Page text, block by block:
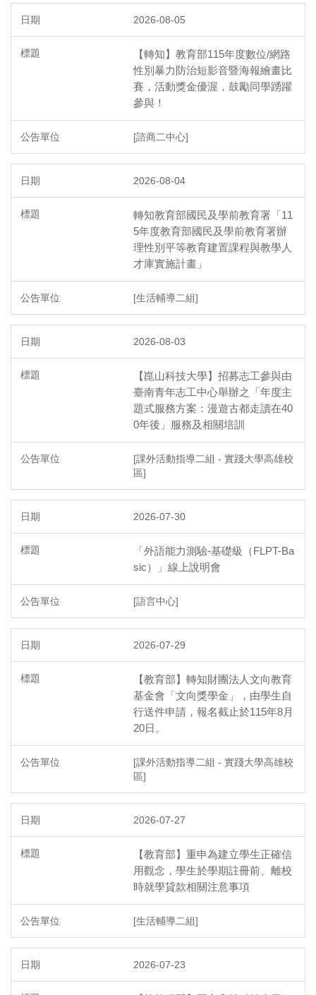
2026-08-05
【轉知】教育部115年度數位/網路
性別暴力防治短影音暨海報繪畫比
賽，活動獎金優渥，鼓勵同學踴躍
參與！
[諮商二中心]
2026-08-04
轉知教育部國民及學前教育署「11
5年度教育部國民及學前教育署辦
理性別平等教育建置課程與教學人
才庫實施計畫」
[生活輔導二組]
2026-08-03
【崑山科技大學】招募志工參與由
臺南青年志工中心舉辦之「年度主
題式服務方案：漫遊古都走讀在40
0年後」服務及相關培訓
[課外活動指導二組 - 實踐大學高雄校
區]
2026-07-30
「外語能力測驗-基礎級（FLPT-Ba
sic）」線上說明會
[語言中心]
2026-07-29
【教育部】轉知財團法人文向教育
基金會「文向獎學金」，由學生自
行送件申請，報名截止於115年8月
20日。
[課外活動指導二組 - 實踐大學高雄校
區]
2026-07-27
【教育部】重申為建立學生正確信
用觀念，學生於學期註冊前、離校
時就學貸款相關注意事項
[生活輔導二組]
2026-07-23